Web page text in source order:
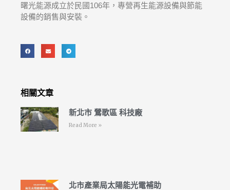
曙光能源成立於民國106年，專營再生能源設備與節能
設備的銷售與安裝。
相關文章
新北市 鶯歌區 科技廠
Read More »
北市產業局太陽能光電補助